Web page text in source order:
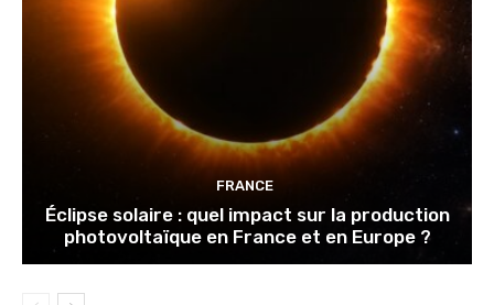
FRANCE
Éclipse solaire : quel impact sur la production
photovoltaïque en France et en Europe ?